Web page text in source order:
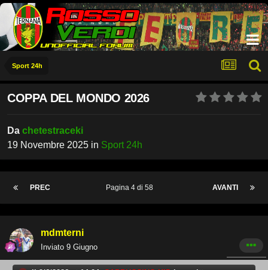
Sport 24h
COPPA DEL MONDO 2026
Da chetestraceki
19 Novembre 2025 in Sport 24h
PREC AVANTI
Pagina 4 di 58
mdmterni
Inviato 9 Giugno